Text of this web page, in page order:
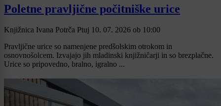
Poletne pravljične počitniške urice
Knjižnica Ivana Potrča Ptuj 10. 07. 2026 ob 10:00
Pravljične urice so namenjene predšolskim otrokom in
osnovnošolcem. Izvajajo jih mladinski knjižničarji in so brezplačne.
Urice so pripovedno, bralno, igralno ...